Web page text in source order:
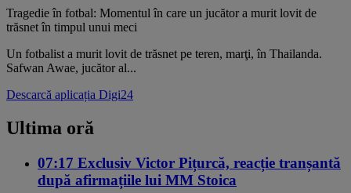
Tragedie în fotbal: Momentul în care un jucător a murit lovit de
trăsnet în timpul unui meci
Un fotbalist a murit lovit de trăsnet pe teren, marţi, în Thailanda.
Safwan Awae, jucător al...
Descarcă aplicația Digi24
Ultima oră
07:17 Exclusiv Victor Pițurcă, reacție tranșantă
după afirmațiile lui MM Stoica